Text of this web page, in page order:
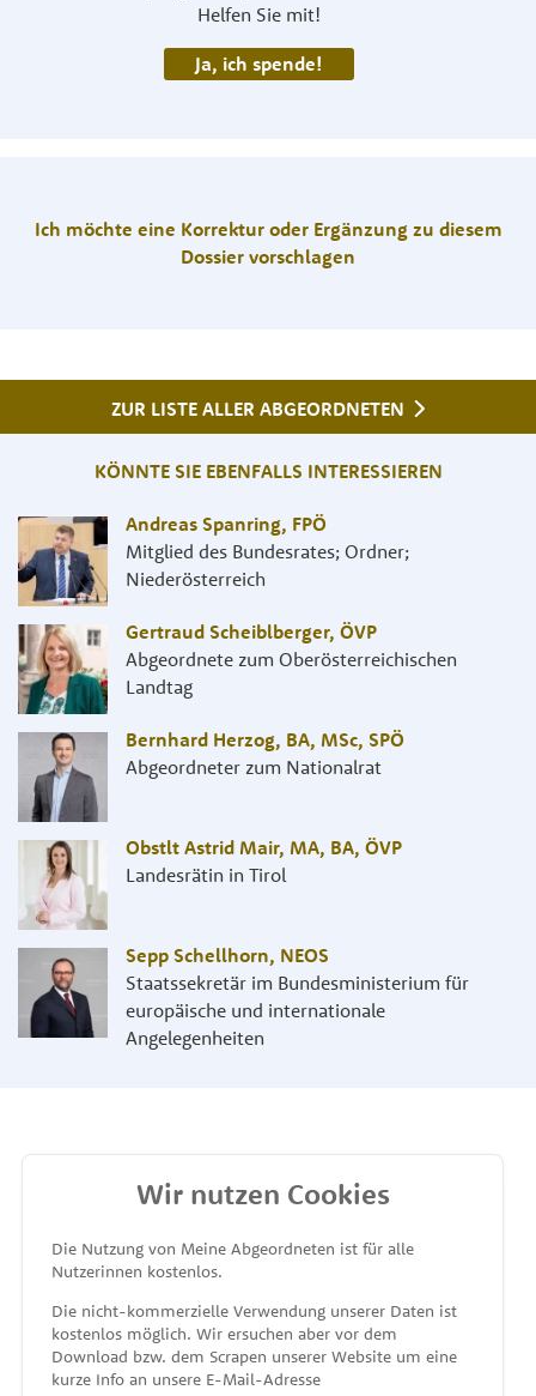
Helfen Sie mit!
Ja, ich spende!
Ich möchte eine Korrektur oder Ergänzung zu diesem
Dossier vorschlagen
ZUR LISTE ALLER ABGEORDNETEN
KÖNNTE SIE EBENFALLS INTERESSIEREN
Andreas Spanring, FPÖ
Mitglied des Bundesrates; Ordner;
Niederösterreich
Gertraud Scheiblberger, ÖVP
Abgeordnete zum Oberösterreichischen
Landtag
Bernhard Herzog, BA, MSc, SPÖ
Abgeordneter zum Nationalrat
Obstlt Astrid Mair, MA, BA, ÖVP
Landesrätin in Tirol
Sepp Schellhorn, NEOS
Staatssekretär im Bundesministerium für
europäische und internationale
Angelegenheiten
MEINE ABGEORDNETEN
unterstützt von
Wir nutzen Cookies
Die Nutzung von Meine Abgeordneten ist für alle
Nutzerinnen kostenlos.
Die nicht-kommerzielle Verwendung unserer Daten ist
kostenlos möglich. Wir ersuchen aber vor dem
Download bzw. dem Scrapen unserer Website um eine
kurze Info an unsere E-Mail-Adresse